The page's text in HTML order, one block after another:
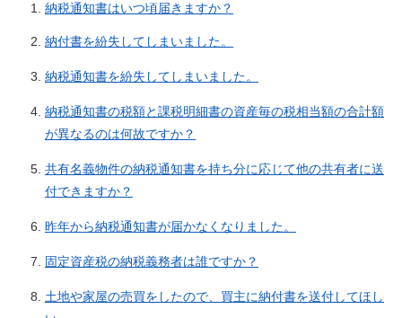
納税通知書はいつ頃届きますか？​
納付書を紛失してしまいました。
納税通知書を紛失してしまいました。
納税通知書の税額と課税明細書の資産毎の税相当額の合計額
が異なるのは何故ですか？
共有名義物件の納税通知書を持ち分に応じて他の共有者に送
付できますか？
昨年から納税通知書が届かなくなりました。
固定資産税の納税義務者は誰ですか？
土地や家屋の売買をしたので、買主に納付書を送付してほし